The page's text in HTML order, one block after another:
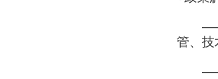
——亚
管、技